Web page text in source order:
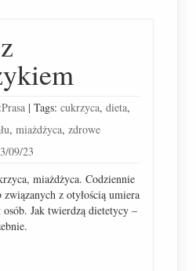
Prasa | Tags: cukrzyca, dieta,
, miażdżyca, zdrowe
09/23
miażdżyca. Codziennie
z otyłością umiera
Jak twierdzą dietetycy –